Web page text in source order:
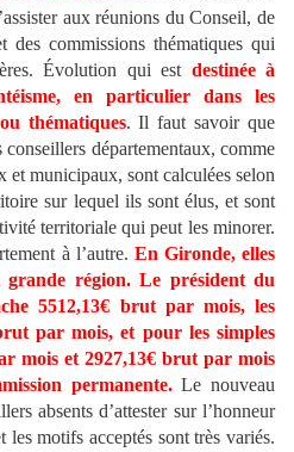
aux réunions du Conseil, de
des commissions thématiques qui
Évolution qui est destinée à
en particulier dans les
thématiques. Il faut savoir que
départementaux, comme
et municipaux, sont calculées selon
sur lequel ils sont élus, et sont
territoriale qui peut les minorer.
à l’autre. En Gironde, elles
grande région. Le président du
5512,13€ brut par mois, les
par mois, et pour les simples
mois et 2927,13€ brut par mois
permanente. Le nouveau
absents d’attester sur l’honneur
les motifs acceptés sont très variés.